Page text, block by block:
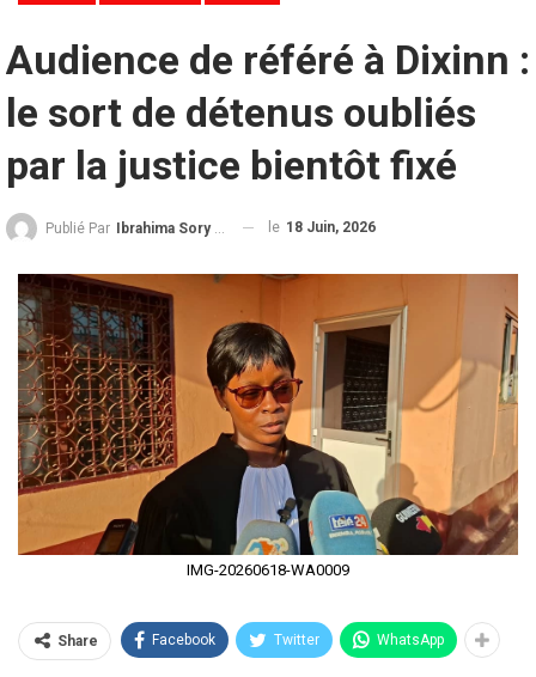
Audience de référé à Dixinn :
le sort de détenus oubliés
par la justice bientôt fixé
Publié Par Ibrahima Sory Diallo le 18 Juin, 2026
IMG-20260618-WA0009
Share Facebook Twitter WhatsApp